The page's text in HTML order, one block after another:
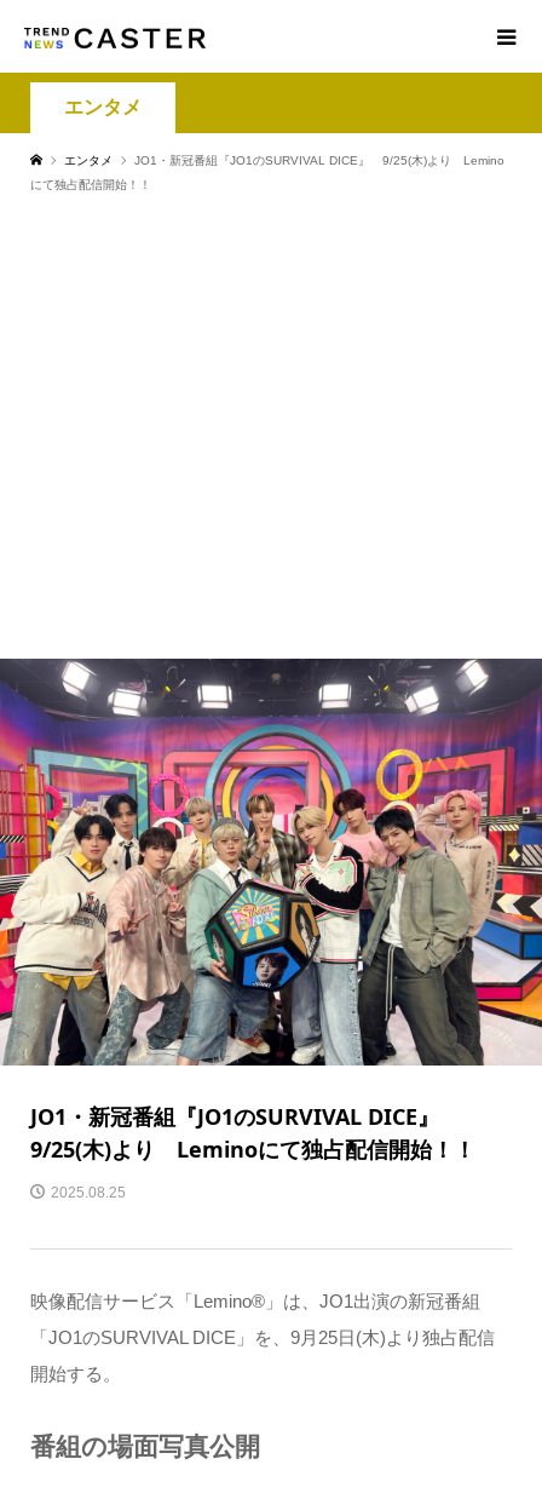
エンタメ
エンタメ
JO1・新冠番組『JO1のSURVIVAL DICE』 9/25(木)より Lemino
にて独占配信開始！！
JO1・新冠番組『JO1のSURVIVAL DICE』
9/25(木)より Leminoにて独占配信開始！！
2025.08.25
映像配信サービス「Lemino®」は、JO1出演の新冠番組
「JO1のSURVIVAL DICE」を、9月25日(木)より独占配信
開始する。
番組の場面写真公開